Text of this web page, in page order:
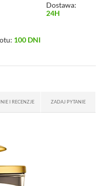
Dostawa:
24H
100 DNI
I RECENZJE ZADAJ PYTANIE